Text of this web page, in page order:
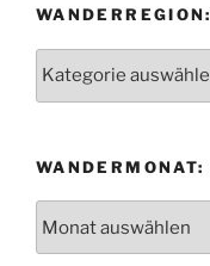
WANDERREGION:
WANDERMONAT: